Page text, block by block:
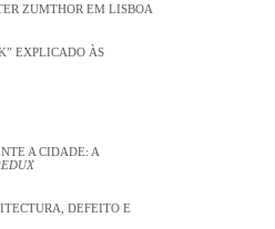
ZUMTHOR EM LISBOA
EXPLICADO ÀS
A CIDADE: A
DEFEITO E